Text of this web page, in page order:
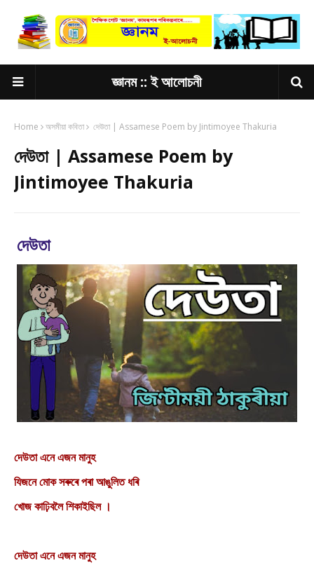
জ্ঞানম :: ই আলোচনী
Home অসমীয়া কবিতা দেউতা | Assamese Poem by Jintimoyee Thakuria
দেউতা | Assamese Poem by
Jintimoyee Thakuria
দেউতা
দেউতা এনে এজন মানুহ
যিজনে মোক সৰুৰে পৰা আঙুলিত ধৰি
খোজ কাঢ়িবলৈ শিকাইছিল ।
দেউতা এনে এজন মানুহ